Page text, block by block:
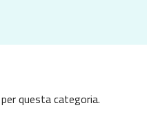
questa categoria.